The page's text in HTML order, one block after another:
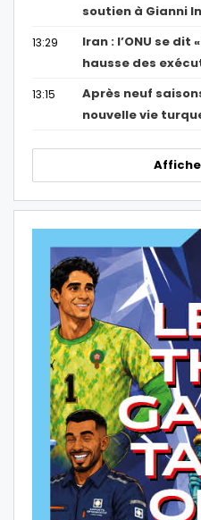
soutien à Gianni
13:29
Iran : l’ONU se dit
hausse des
13:15
Après neuf
nouvelle vie